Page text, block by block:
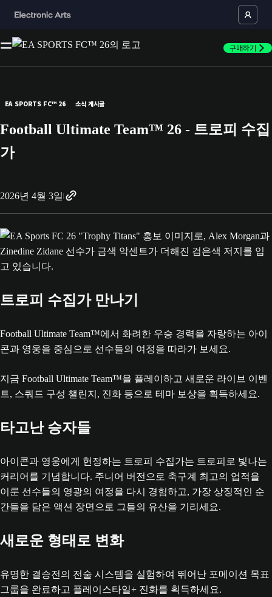
구매하기
EA SPORTS FC™ 26 소식 게시글
Football Ultimate Team™ 26 - 트로피 수집
가
2026년 4월 3일
트로피 수집가 만나기
Football Ultimate Team™에서 화려한 우승 경력을 자랑하는 아이
콘과 영웅을 중심으로 선수들의 여정을 따라가 보세요.
지금 Football Ultimate Team™을 플레이하고 새로운 라이브 이벤
트, 스쿼드 구성 챌린지, 진화 등으로 테마 보상을 획득하세요.
타고난 승자들
아이콘과 영웅에게 헌정하는 트로피 수집가는 트로피로 빛나는
커리어를 기념합니다. 주니어 버전으로 축구계 최고의 업적을
이룬 선수들의 영광의 여정을 다시 경험하고, 가장 상징적인 순
간들을 담은 액션 장면으로 그들의 유산을 기리세요.
새로운 형태로 변화
유명한 결승전의 전술 시스템을 실험하여 뛰어난 포메이션 목표
그룹을 완료하고 플레이스타일+ 진화를 획득하세요.